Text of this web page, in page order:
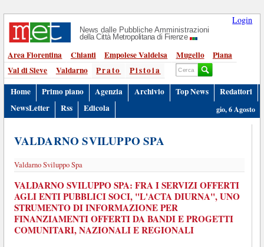
Login
News dalle Pubbliche Amministrazioni
della Città Metropolitana di Firenze
Area Fiorentina Chianti Empolese Valdelsa Mugello
Piana
Val di Sieve
Valdarno Prato
Pistoia
Home
Primo piano Agenzia Archivio Top News
Redattori
NewsLetter
Rss Edicola gio, 6 Agosto
VALDARNO SVILUPPO SPA
Valdarno Sviluppo Spa
VALDARNO SVILUPPO SPA: FRA I SERVIZI OFFERTI
AGLI ENTI PUBBLICI SOCI, "L'ACTA DIURNA", UNO
STRUMENTO DI INFORMAZIONE PER
FINANZIAMENTI OFFERTI DA BANDI E PROGETTI
COMUNITARI, NAZIONALI E REGIONALI